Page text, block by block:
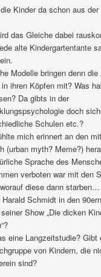
Kinder da schon aus der
das Gleiche dabei
alte Kindergartentante
Modelle bringen denn die
ihren Köpfen mit? Was
Da gibts in der
doch
Schulen etc.?
mich erinnert an den
(urban myth? Meme?)
Sprache des
verboten war mit den
diese dann starben…
Schmidt in den
Show „Die dicken
eine Langzeitstudie? Gibt
von Kindern, die
sind?